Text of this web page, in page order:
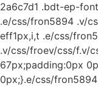
2a6c7d1 .bdt-ep-
.e/css/fron5894 .v/
eff1px,i,t .e/css/
.v/css/froev/css/f.v/
67px;padding:0px
0px;}.e/css/